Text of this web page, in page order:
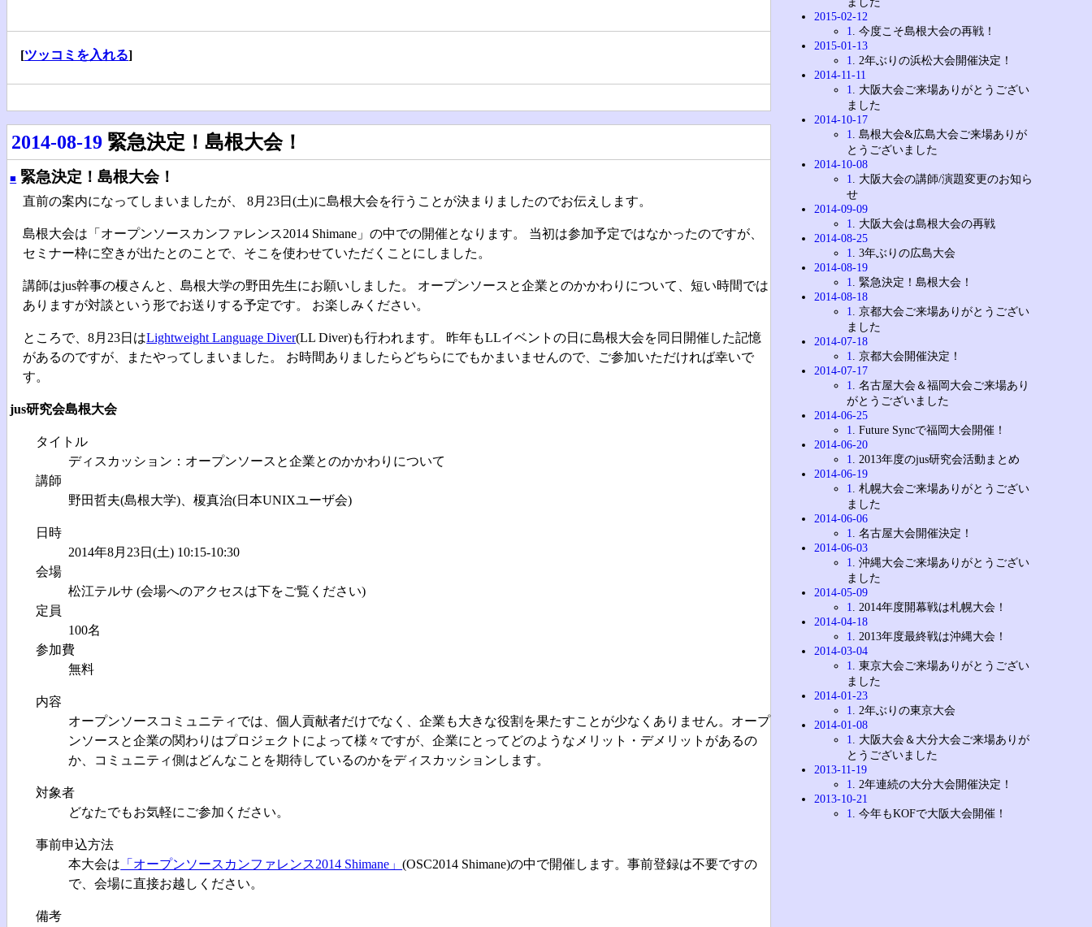
[ツッコミを入れる]
2014-08-19 緊急決定！島根大会！
■ 緊急決定！島根大会！
直前の案内になってしまいましたが、 8月23日(土)に島根大会を行うことが決まりましたのでお伝えします。
島根大会は「オープンソースカンファレンス2014 Shimane」の中での開催となります。 当初は参加予定ではなかったのですが、
セミナー枠に空きが出たとのことで、そこを使わせていただくことにしました。
講師はjus幹事の榎さんと、島根大学の野田先生にお願いしました。 オープンソースと企業とのかかわりについて、短い時間では
ありますが対談という形でお送りする予定です。 お楽しみください。
ところで、8月23日はLightweight Language Diver(LL Diver)も行われます。 昨年もLLイベントの日に島根大会を同日開催した記憶
があるのですが、またやってしまいました。 お時間ありましたらどちらにでもかまいませんので、ご参加いただければ幸いで
す。
jus研究会島根大会
タイトル
ディスカッション：オープンソースと企業とのかかわりについて
講師
野田哲夫(島根大学)、榎真治(日本UNIXユーザ会)
日時
2014年8月23日(土) 10:15-10:30
会場
松江テルサ (会場へのアクセスは下をご覧ください)
定員
100名
参加費
無料
内容
オープンソースコミュニティでは、個人貢献者だけでなく、企業も大きな役割を果たすことが少なくありません。オープ
ンソースと企業の関わりはプロジェクトによって様々ですが、企業にとってどのようなメリット・デメリットがあるの
か、コミュニティ側はどんなことを期待しているのかをディスカッションします。
対象者
どなたでもお気軽にご参加ください。
事前申込方法
本大会は 「オープンソースカンファレンス2014 Shimane」(OSC2014 Shimane)の中で開催します。事前登録は不要ですの
で、会場に直接お越しください。
備考
2015-02-12
1
. 今度こそ島根大会の再戦！
2015-01-13
1
. 2年ぶりの浜松大会開催決定！
2014-11-11
1
. 大阪大会ご来場ありがとうござい
ました
2014-10-17
1
. 島根大会&広島大会ご来場ありが
とうございました
2014-10-08
1
. 大阪大会の講師/演題変更のお知ら
せ
2014-09-09
1
. 大阪大会は島根大会の再戦
2014-08-25
1
. 3年ぶりの広島大会
2014-08-19
1
. 緊急決定！島根大会！
2014-08-18
1
. 京都大会ご来場ありがとうござい
ました
2014-07-18
1
. 京都大会開催決定！
2014-07-17
1
. 名古屋大会＆福岡大会ご来場あり
がとうございました
2014-06-25
1
. Future Syncで福岡大会開催！
2014-06-20
1
. 2013年度のjus研究会活動まとめ
2014-06-19
1
. 札幌大会ご来場ありがとうござい
ました
2014-06-06
1
. 名古屋大会開催決定！
2014-06-03
1
. 沖縄大会ご来場ありがとうござい
ました
2014-05-09
1
. 2014年度開幕戦は札幌大会！
2014-04-18
1
. 2013年度最終戦は沖縄大会！
2014-03-04
1
. 東京大会ご来場ありがとうござい
ました
2014-01-23
1
. 2年ぶりの東京大会
2014-01-08
1
. 大阪大会＆大分大会ご来場ありが
とうございました
2013-11-19
1
. 2年連続の大分大会開催決定！
2013-10-21
1
. 今年もKOFで大阪大会開催！